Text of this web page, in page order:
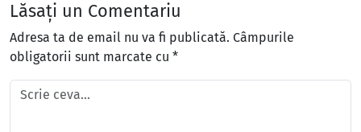
Lăsați un Comentariu
Adresa ta de email nu va fi publicată. Câmpurile
obligatorii sunt marcate cu *